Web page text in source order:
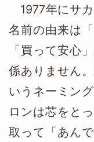
1977年にサ
名前の由来は
「買って安心
係ありません
いうネーミン
ロンは芯をと
取って「あん